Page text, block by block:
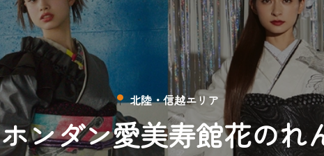
北陸・信越エリア
ホンダン愛美寿館花のれ